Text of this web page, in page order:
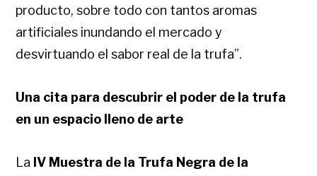
producto, sobre todo con tantos aromas
artificiales inundando el mercado y
desvirtuando el sabor real de la trufa”.
Una cita para descubrir el poder de la trufa
en un espacio lleno de arte
La IV Muestra de la Trufa Negra de la